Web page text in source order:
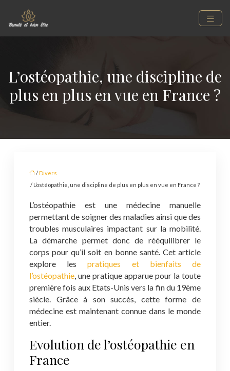
L’ostéopathie, une discipline de
plus en plus en vue en France ?
/ Divers
/ L’ostéopathie, une discipline de plus en plus en vue en France ?
L’ostéopathie est une médecine manuelle
permettant de soigner des maladies ainsi que des
troubles musculaires impactant sur la mobilité.
La démarche permet donc de rééquilibrer le
corps pour qu’il soit en bonne santé. Cet article
explore lespratiques et bienfaits de
l’ostéopathie, une pratique apparue pour la toute
première fois aux Etats-Unis vers la fin du 19ème
siècle. Grâce à son succès, cette forme de
médecine est maintenant connue dans le monde
entier.
Evolution de l’ostéopathie en
France